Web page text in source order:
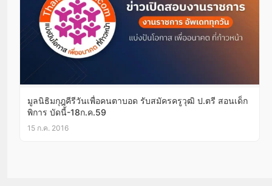
มูลนิธิมกุฎคีรีวันเพื่อคนตาบอด รับสมัครครูวุฒิ ป.ตรี สอนเด็ก
พิการ บัดนี้-18ก.ค.59
15 ก.ค. 2016